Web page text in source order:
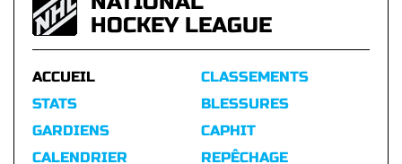
HOCKEY LEAGUE
ACCUEIL
STATS
GARDIENS
CALENDRIER
CLASSEMENTS
BLESSURES
CAPHIT
REPÊCHAGE